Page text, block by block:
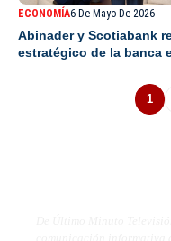
ECONOMÍA6 De Mayo De 2026
Abinader y Scotiabank
estratégico de la banca
1